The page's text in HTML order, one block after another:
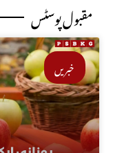
مقبول پوسٹس
خبریں